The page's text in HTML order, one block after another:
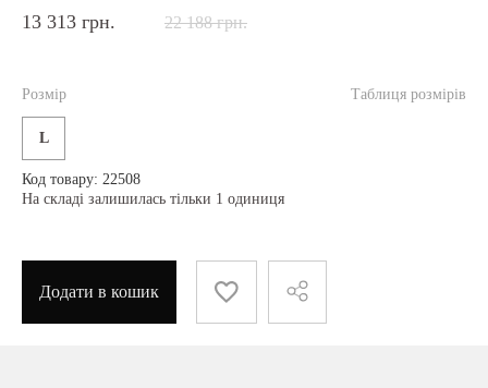
13 313 грн. 22 188 грн.
Таблиця розмірів
Розмір
L
Код товару: 22508
На складі залишилась тільки 1 одиниця
Додати в кошик